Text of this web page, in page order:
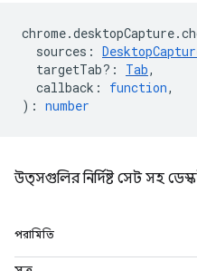
chrome.desktopCapture.
sources :
targetTab? : Tab,
callback : function,
) : number
উত্সগুলির নির্দিষ্ট সেট সহ
পরামিতি